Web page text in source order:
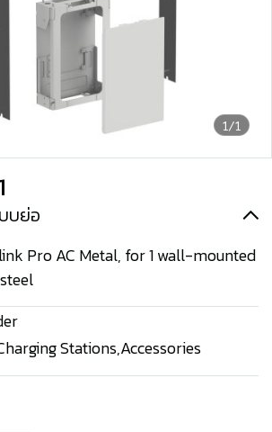
1/1
บย่อ
Pro AC Metal, for 1 wall-mounted
Stations,Accessories